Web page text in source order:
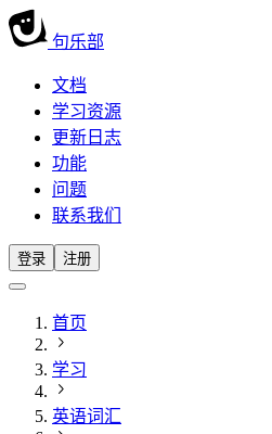
句乐部
文档
学习资源
更新日志
功能
问题
联系我们
登录 注册
首页
学习
英语词汇